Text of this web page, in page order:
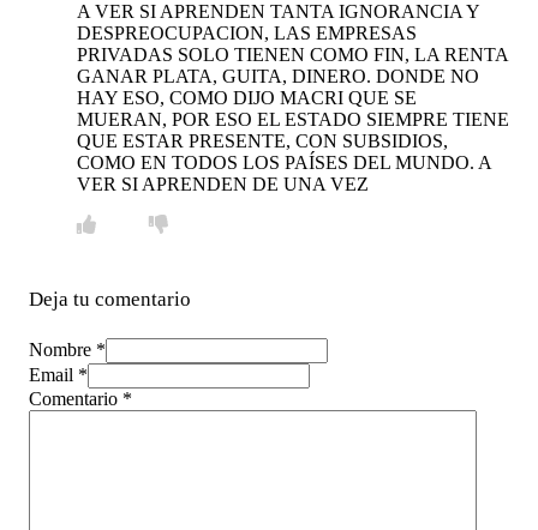
A VER SI APRENDEN TANTA IGNORANCIA Y
DESPREOCUPACION, LAS EMPRESAS
PRIVADAS SOLO TIENEN COMO FIN, LA RENTA
GANAR PLATA, GUITA, DINERO. DONDE NO
HAY ESO, COMO DIJO MACRI QUE SE
MUERAN, POR ESO EL ESTADO SIEMPRE TIENE
QUE ESTAR PRESENTE, CON SUBSIDIOS,
COMO EN TODOS LOS PAÍSES DEL MUNDO. A
VER SI APRENDEN DE UNA VEZ
Deja tu comentario
Nombre *
Email *
Comentario *